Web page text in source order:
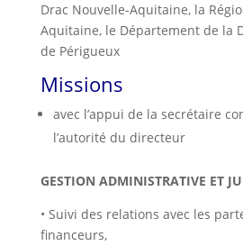
Drac Nouvelle-Aquitaine, la
Aquitaine, le Département de la
de Périgueux
Missions
avec l’appui de la secrétaire
l’autorité du directeur
GESTION ADMINISTRATIVE ET
• Suivi des relations avec les
financeurs,